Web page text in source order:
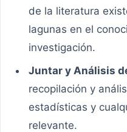
de la literatura
lagunas en el
investigación.
Juntar y Análisis
recopilación y
estadísticas y
relevante.